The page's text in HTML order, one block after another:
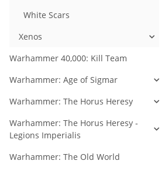
White Scars
Xenos
Warhammer 40,000: Kill Team
Warhammer: Age of Sigmar
Warhammer: The Horus Heresy
Warhammer: The Horus Heresy -
Legions Imperialis
Warhammer: The Old World